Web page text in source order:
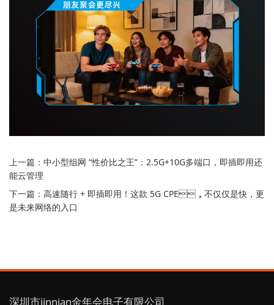
上一篇： 中小型组网 “性价比之王”：2.5G+10G多端口，即插即用还
能云管理
下一篇： 高速随行 + 即插即用！这款 5G CPE，不仅仅是快，更
是未来网络的入口
深圳市jinnian金年会电子有限公司